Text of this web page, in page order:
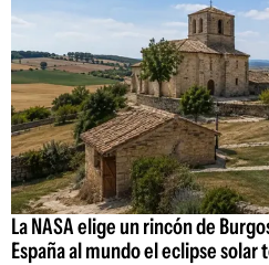
La NASA elige un rincón de
España al mundo el eclipse solar